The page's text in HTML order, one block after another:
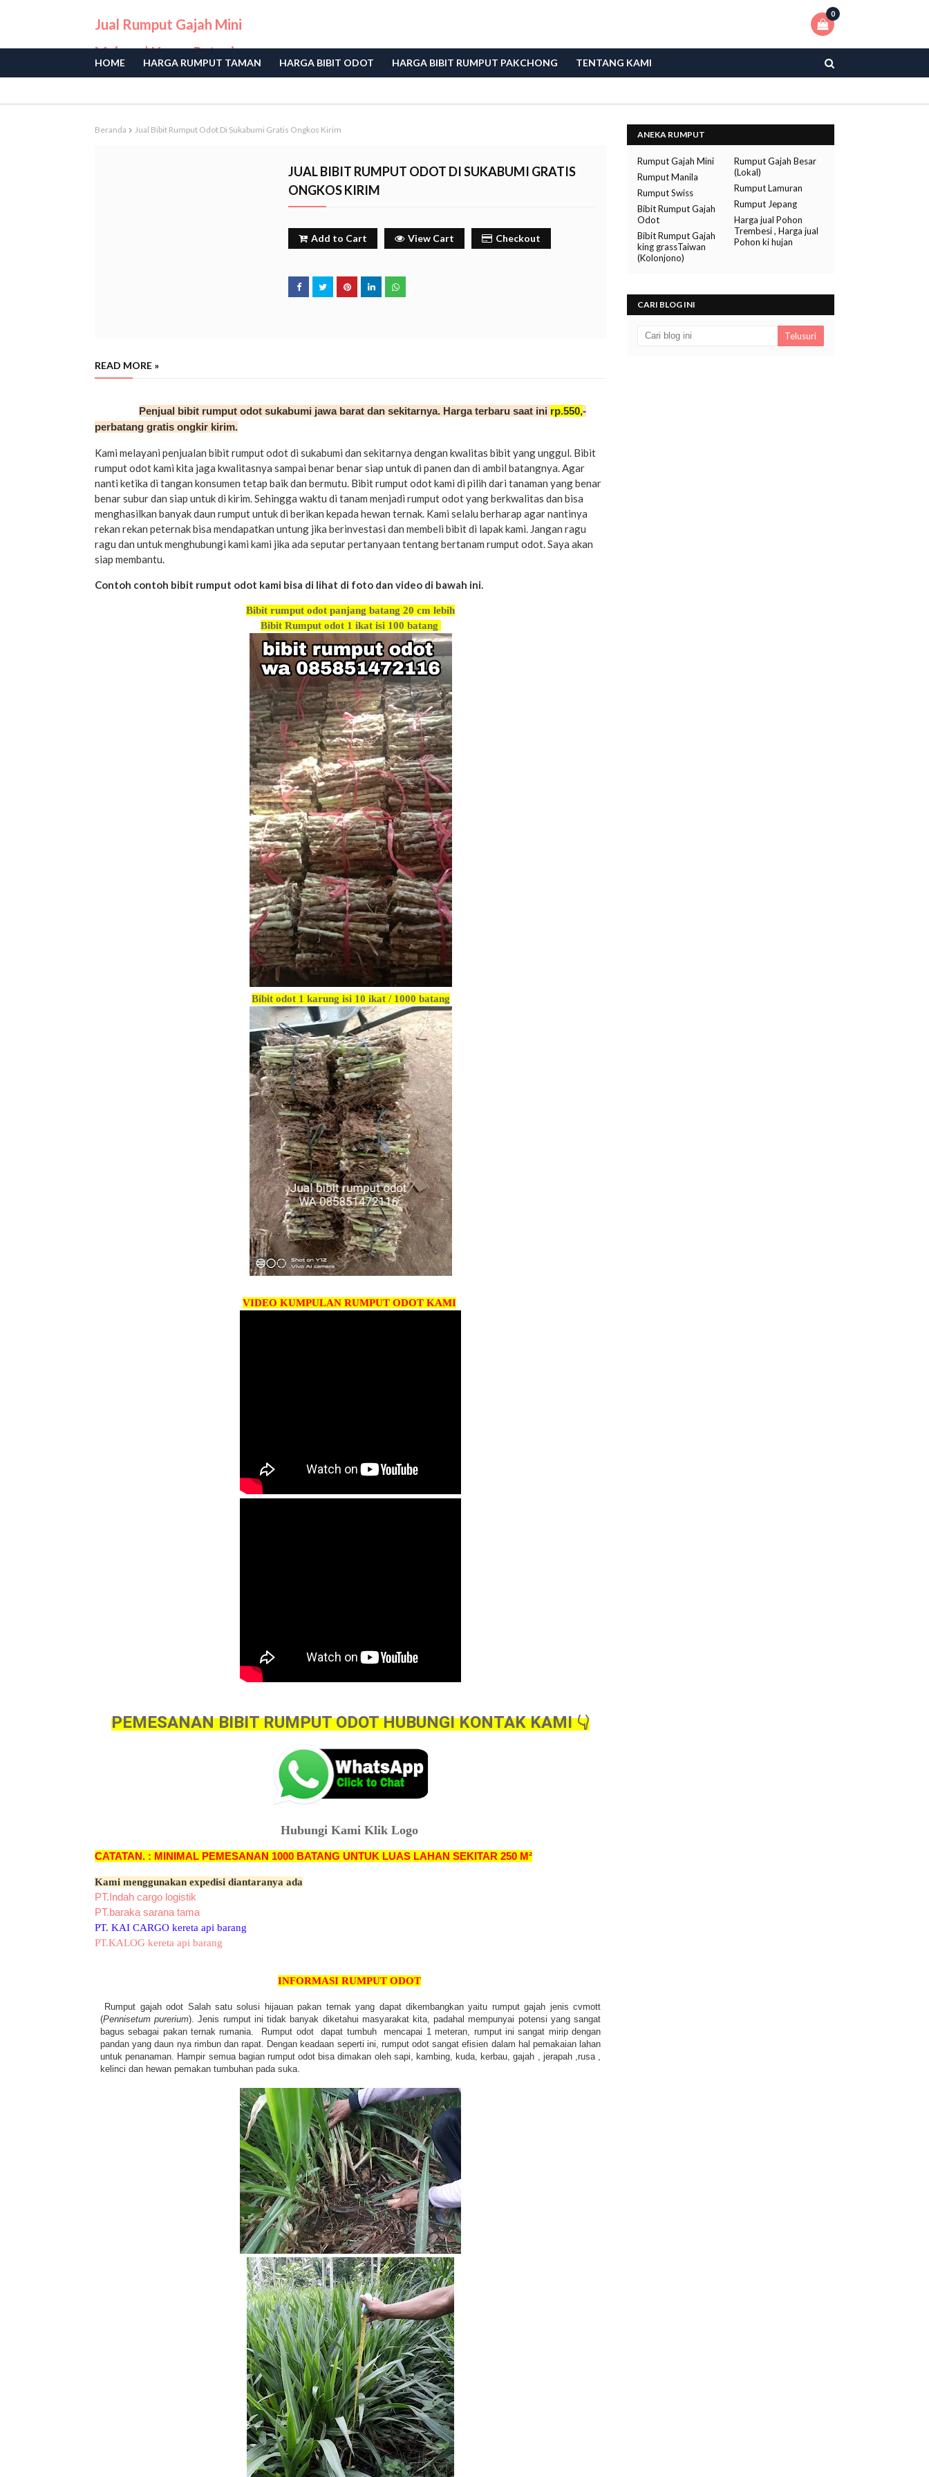
Jual Rumput Gajah Mini
Malang | Harga Petani
Langsung
0
HOME HARGA RUMPUT TAMAN HARGA BIBIT ODOT HARGA BIBIT RUMPUT PAKCHONG TENTANG KAMI
Beranda Jual Bibit Rumput Odot Di Sukabumi Gratis Ongkos Kirim
JUAL BIBIT RUMPUT ODOT DI SUKABUMI GRATIS
ONGKOS KIRIM
Add to Cart View Cart Checkout
READ MORE »
Penjual bibit rumput odot sukabumi jawa barat dan sekitarnya. Harga terbaru saat ini rp.550,-
perbatang gratis ongkir kirim.
Kami melayani penjualan bibit rumput odot di sukabumi dan sekitarnya dengan kwalitas bibit yang unggul. Bibit
rumput odot kami kita jaga kwalitasnya sampai benar benar siap untuk di panen dan di ambil batangnya. Agar
nanti ketika di tangan konsumen tetap baik dan bermutu. Bibit rumput odot kami di pilih dari tanaman yang benar
benar subur dan siap untuk di kirim. Sehingga waktu di tanam menjadi rumput odot yang berkwalitas dan bisa
menghasilkan banyak daun rumput untuk di berikan kepada hewan ternak. Kami selalu berharap agar nantinya
rekan rekan peternak bisa mendapatkan untung jika berinvestasi dan membeli bibit di lapak kami. Jangan ragu
ragu dan untuk menghubungi kami kami jika ada seputar pertanyaan tentang bertanam rumput odot. Saya akan
siap membantu.
Contoh contoh bibit rumput odot kami bisa di lihat di foto dan video di bawah ini.
Bibit rumput odot panjang batang 20 cm lebih
Bibit Rumput odot 1 ikat isi 100 batang
Bibit odot 1 karung isi 10 ikat / 1000 batang
VIDEO KUMPULAN RUMPUT ODOT KAMI
PEMESANAN BIBIT RUMPUT ODOT HUBUNGI KONTAK KAMI 👇
Hubungi Kami Klik Logo
CATATAN. : MINIMAL PEMESANAN 1000 BATANG UNTUK LUAS LAHAN SEKITAR 250 M²
Kami menggunakan expedisi diantaranya ada
PT.Indah cargo logistik
PT.baraka sarana tama
PT. KAI CARGO kereta api barang
PT.KALOG kereta api barang
INFORMASI RUMPUT ODOT
Rumput gajah odot Salah satu solusi hijauan pakan ternak yang dapat dikembangkan yaitu rumput gajah jenis cvmott
(Pennisetum purerium). Jenis rumput ini tidak banyak diketahui masyarakat kita, padahal mempunyai potensi yang sangat
bagus sebagai pakan ternak rumania. Rumput odot dapat tumbuh mencapai 1 meteran, rumput ini sangat mirip dengan
pandan yang daun nya rimbun dan rapat. Dengan keadaan seperti ini, rumput odot sangat efisien dalam hal pemakaian lahan
untuk penanaman. Hampir semua bagian rumput odot bisa dimakan oleh sapi, kambing, kuda, kerbau, gajah , jerapah ,rusa ,
kelinci dan hewan pemakan tumbuhan pada suka.
ANEKA RUMPUT
Rumput Gajah Mini
Rumput Gajah Besar
(Lokal)
Rumput Manila
Rumput Lamuran
Rumput Swiss
Rumput Jepang
Bibit Rumput Gajah
Odot
Harga jual Pohon
Trembesi , Harga jual
Pohon ki hujan
Bibit Rumput Gajah
king grassTaiwan
(Kolonjono)
CARI BLOG INI